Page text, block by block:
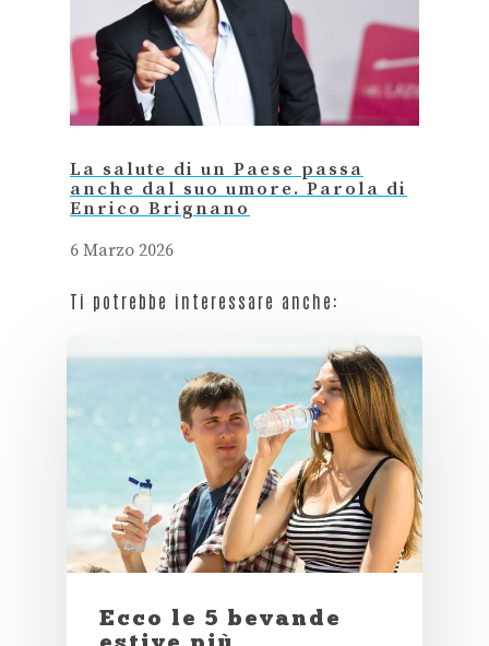
La salute di un Paese passa
anche dal suo umore. Parola di
Enrico Brignano
6 Marzo 2026
Ti potrebbe interessare anche:
Ecco le 5 bevande